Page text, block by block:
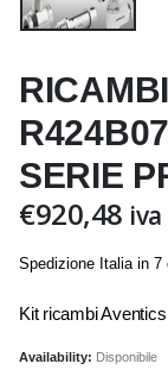
SERIE
€920,48
Spedizione Italia in 7
Kit ricambi Aventics
Availability: Disponibile